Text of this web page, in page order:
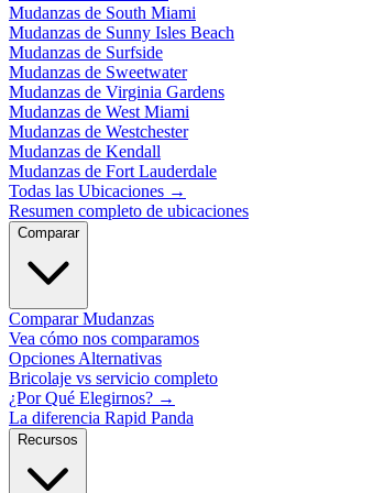
Mudanzas de South Miami
Mudanzas de Sunny Isles Beach
Mudanzas de Surfside
Mudanzas de Sweetwater
Mudanzas de Virginia Gardens
Mudanzas de West Miami
Mudanzas de Westchester
Mudanzas de Kendall
Mudanzas de Fort Lauderdale
Todas las Ubicaciones →
Resumen completo de ubicaciones
Comparar
Comparar Mudanzas
Vea cómo nos comparamos
Opciones Alternativas
Bricolaje vs servicio completo
¿Por Qué Elegirnos? →
La diferencia Rapid Panda
Recursos